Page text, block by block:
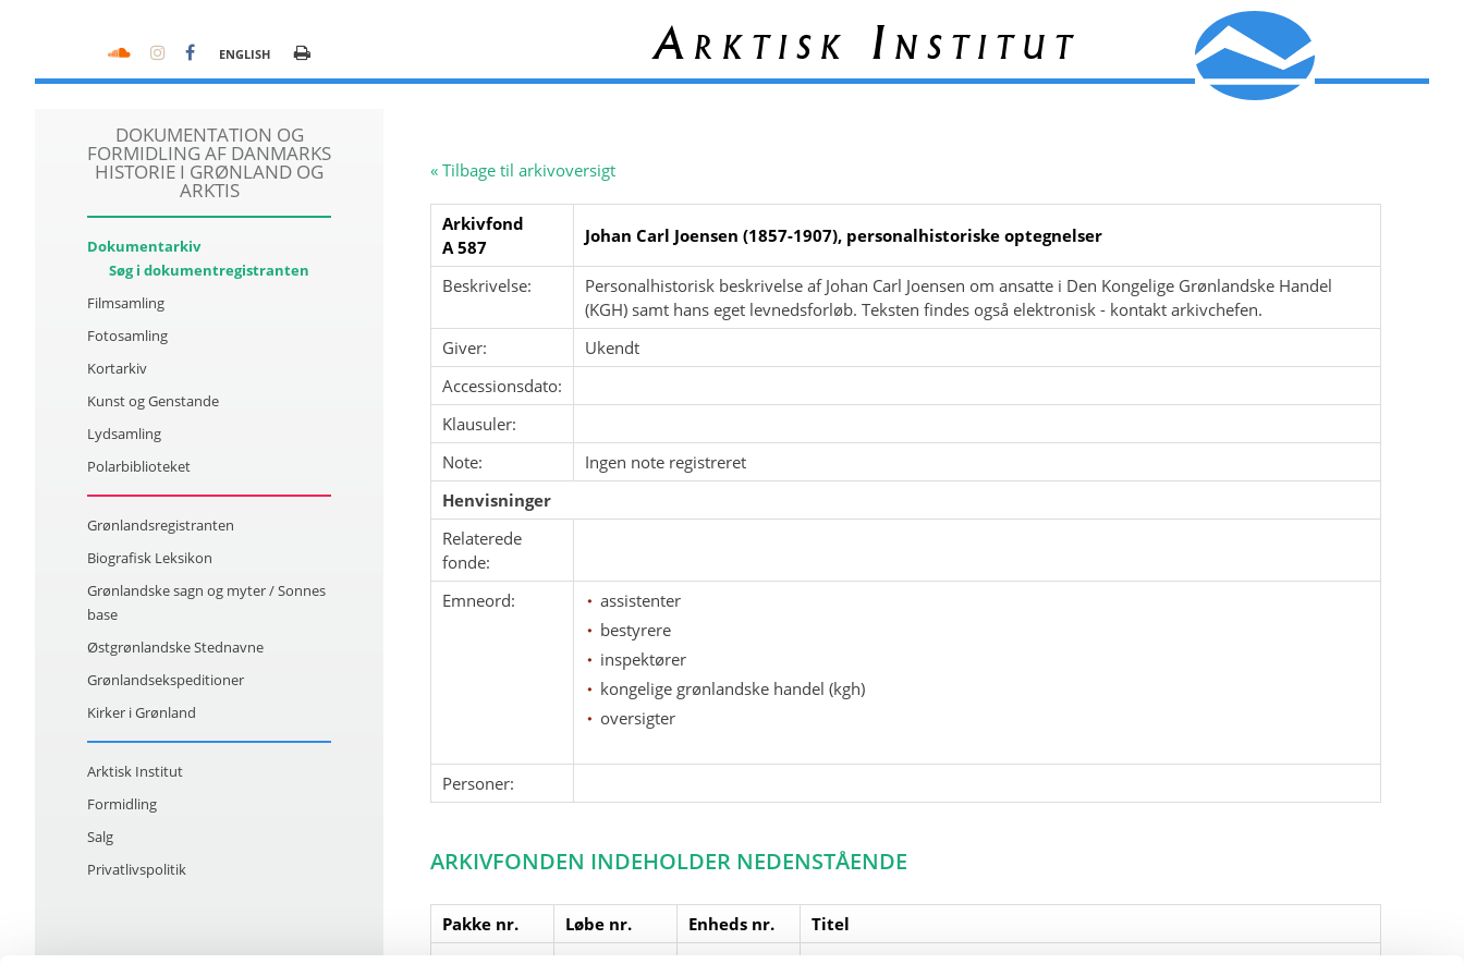
ENGLISH
DOKUMENTATION OG
FORMIDLING AF DANMARKS
HISTORIE I GRØNLAND OG
ARKTIS
Dokumentarkiv
Søg i dokumentregistranten
Filmsamling
Fotosamling
Kortarkiv
Kunst og Genstande
Lydsamling
Polarbiblioteket
Grønlandsregistranten
Biografisk Leksikon
Grønlandske sagn og myter / Sonnes
base
Østgrønlandske Stednavne
Grønlandsekspeditioner
Kirker i Grønland
Arktisk Institut
Formidling
Salg
Privatlivspolitik
Arktisk Institut
« Tilbage til arkivoversigt
Arkivfond
A 587
Johan Carl Joensen (1857-1907), personalhistoriske optegnelser
Beskrivelse:
Personalhistorisk beskrivelse af Johan Carl Joensen om ansatte i Den Kongelige Grønlandske Handel
(KGH) samt hans eget levnedsforløb. Teksten findes også elektronisk - kontakt arkivchefen.
Giver:
Ukendt
Accessionsdato:
Klausuler:
Note:
Ingen note registreret
Henvisninger
Relaterede
fonde:
Emneord:
assistenter
bestyrere
inspektører
kongelige grønlandske handel (kgh)
oversigter
Personer:
ARKIVFONDEN INDEHOLDER NEDENSTÅENDE
Pakke nr. Løbe nr. Enheds nr.
Titel